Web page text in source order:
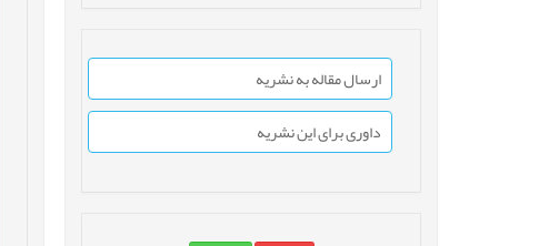
ارسال مقاله به نشریه
داوری برای این نشریه